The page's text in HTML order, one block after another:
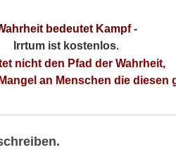
bedeutet Kampf-
Irrtum ist kostenlos.
nicht den Pfad der Wahrheit,
an Menschen die diesen